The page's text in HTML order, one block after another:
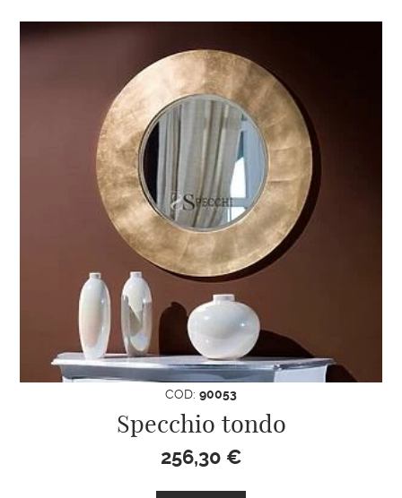
COD: 90053
Specchio tondo
256,30 €